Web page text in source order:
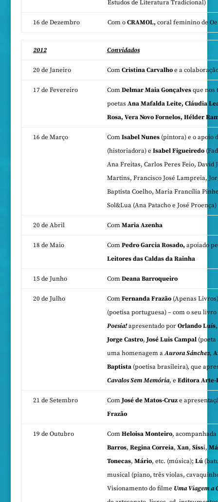
Estudos de Literatura Tradicional)
16 de Dezembro Com oCRAMOL, coral feminino de
2012 Convidados
20 de Janeiro ComCristina Carvalhoe a
17 de Fevereiro ComDelmar Maia Gonçalvesque nos
poetas Ana Mafalda Leite, Cláudia
Rosa, Vera Novo Fornelos, Hélder
16 de Março ComIsabel Nunes(pintora) e o apoio
(historiadora) e Isabel Figueiredo
Ana Freitas, Carlos Peres Feio, David
Martins, Francisco José Lampreia,
Baptista Coelho, Maria Francília
Sol&Lua (Ana Patacho e José Proença)
20 de Abril ComMaria Azenha
18 de Maio ComPedro Garcia Rosado, apoiado
Leitores das Caldas da Rainha
15 de Junho ComDeana Barroqueiro
20 de Julho ComFernanda Frazão(Apenas
(poetisa portuguesa) – com o seu livro
Poesia!apresentado porOrlando Luís
Jorge Castro, José Luis Campal
uma homenagem aAurora Sánchez,
Baptista(poetisa brasileira), que
Cavalos Sem Memória, e Editora Arte-
21 de Setembro ComJosé de Matos-Cruze
Frazão
19 de Outubro ComHeloisa Monteiro,
Barros, Regina Correia, Xan, Sissi,
Tonecas, Mário, etc. (música); Lú
musical (piano, três violas,
Visionamento do filme Uma Viagem a